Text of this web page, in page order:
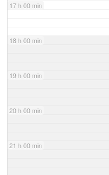
17 h 00 min
18 h 00 min
19 h 00 min
20 h 00 min
21 h 00 min